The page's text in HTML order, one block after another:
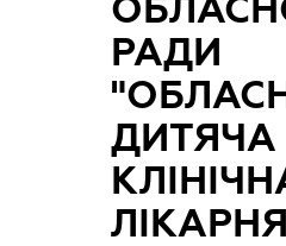
РАДИ
ДИТЯЧА